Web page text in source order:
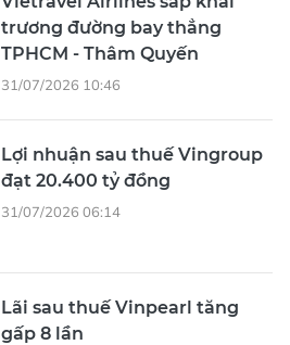
trương đường bay thẳng
TPHCM - Thâm Quyến
31/07/2026 10:46
Lợi nhuận sau thuế Vingroup
đạt 20.400 tỷ đồng
31/07/2026 06:14
Lãi sau thuế Vinpearl tăng
gấp 8 lần